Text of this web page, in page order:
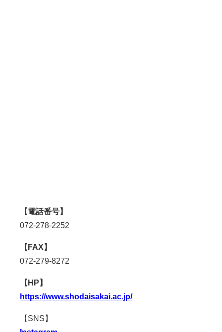
【電話番号】
072-278-2252
【FAX】
072-279-8272
【HP】
https://www.shodaisakai.ac.jp/
【SNS】